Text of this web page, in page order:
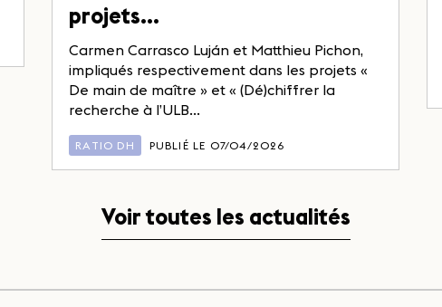
projets…
Carmen Carrasco Luján et Matthieu Pichon,
impliqués respectivement dans les projets «
De main de maître » et « (Dé)chiffrer la
recherche à l’ULB...
RATIO DH PUBLIÉ LE 07/04/2026
Voir toutes les actualités